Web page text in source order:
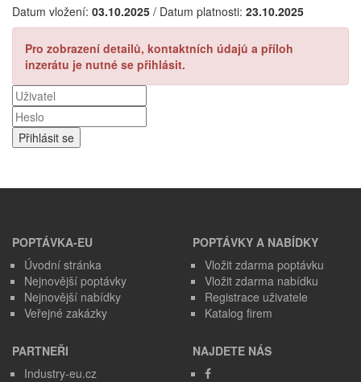
Datum vložení: 03.10.2025 / Datum platnosti: 23.10.2025
Pro zobrazení detailů, kontaktních údajů a příloh
inzerátu je nutné se přihlásit.
POPTÁVKA-EU
Úvodní stránka
Nejnovější poptávky
Nejnovější nabídky
Veřejné zakázky
POPTÁVKY A NABÍDKY
Vložit zdarma poptávku
Vložit zdarma nabídku
Registrace uživatele
Katalog firem
PARTNEŘI
Industry-eu.cz
NAJDETE NÁS